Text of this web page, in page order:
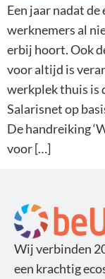
Een jaar nadat
werknemers al
erbij hoort. Ook
voor altijd is
werkplek thuis is
Salarisnet op
De handreiking
voor […]
Wij verbinden
een krachtig